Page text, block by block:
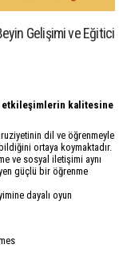
Gelişimi ve Eğitici
etkileşimlerin kalitesine
dil ve öğrenmeyle
ortaya koymaktadır.
ve sosyal iletişimi aynı
güçlü bir öğrenme
dayalı oyun